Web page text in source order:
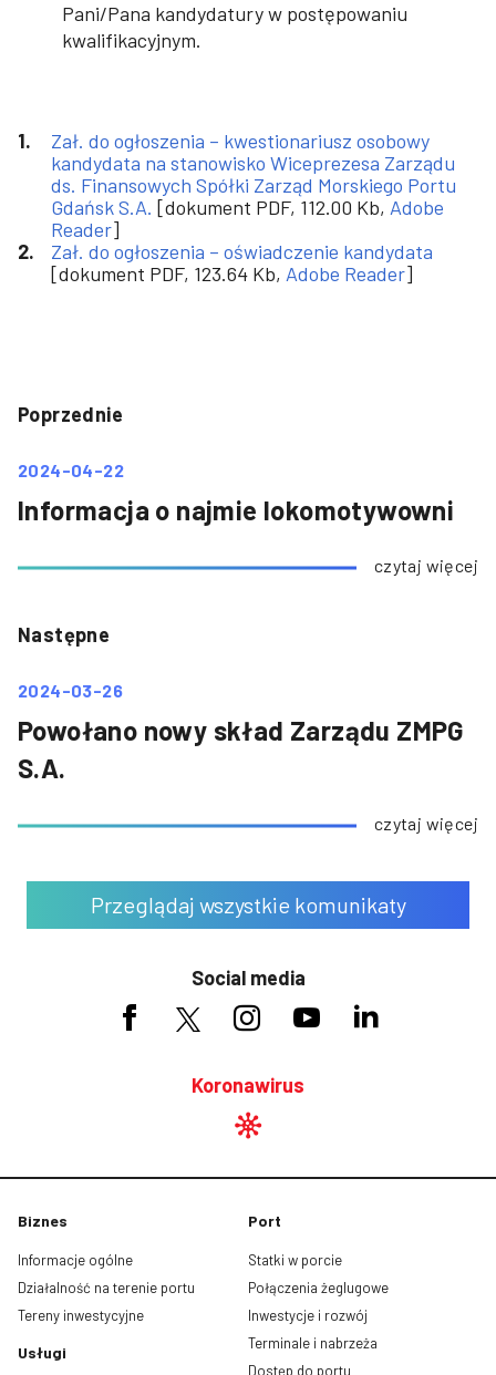
Pani/Pana kandydatury w postępowaniu
kwalifikacyjnym.
Zał. do ogłoszenia – kwestionariusz osobowy
kandydata na stanowisko Wiceprezesa Zarządu
ds. Finansowych Spółki Zarząd Morskiego Portu
Gdańsk S.A. [dokument PDF, 112.00 Kb, Adobe
Reader]
Zał. do ogłoszenia – oświadczenie kandydata
[dokument PDF, 123.64 Kb, Adobe Reader]
Poprzednie
2024-04-22
Informacja o najmie lokomotywowni
czytaj więcej
Następne
2024-03-26
Powołano nowy skład Zarządu ZMPG
S.A.
czytaj więcej
Przeglądaj wszystkie komunikaty
Social media
Koronawirus
Biznes
Informacje ogólne
Działalność na terenie portu
Tereny inwestycyjne
Usługi
Port
Statki w porcie
Połączenia żeglugowe
Inwestycje i rozwój
Terminale i nabrzeża
Dostęp do portu